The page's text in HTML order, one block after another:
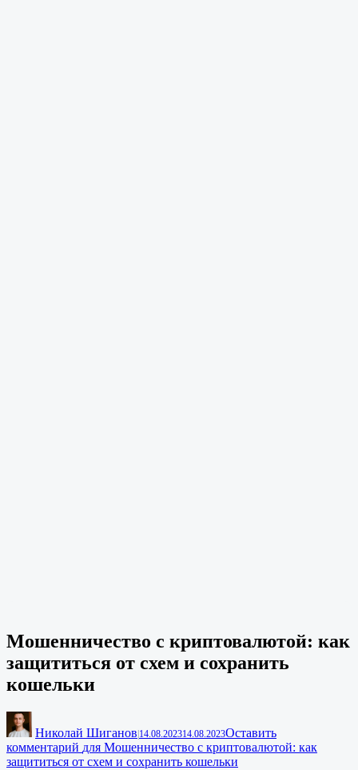
Мошенничество с криптовалютой: как
защититься от схем и сохранить
кошельки
Николай Шиганов 14.08.202314.08.2023Оставить
комментарий для Мошенничество с криптовалютой: как
защититься от схем и сохранить кошельки